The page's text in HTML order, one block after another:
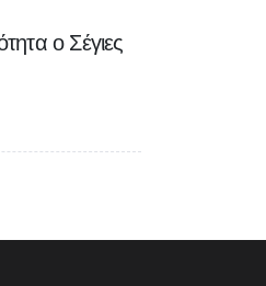
ο Σέγιες